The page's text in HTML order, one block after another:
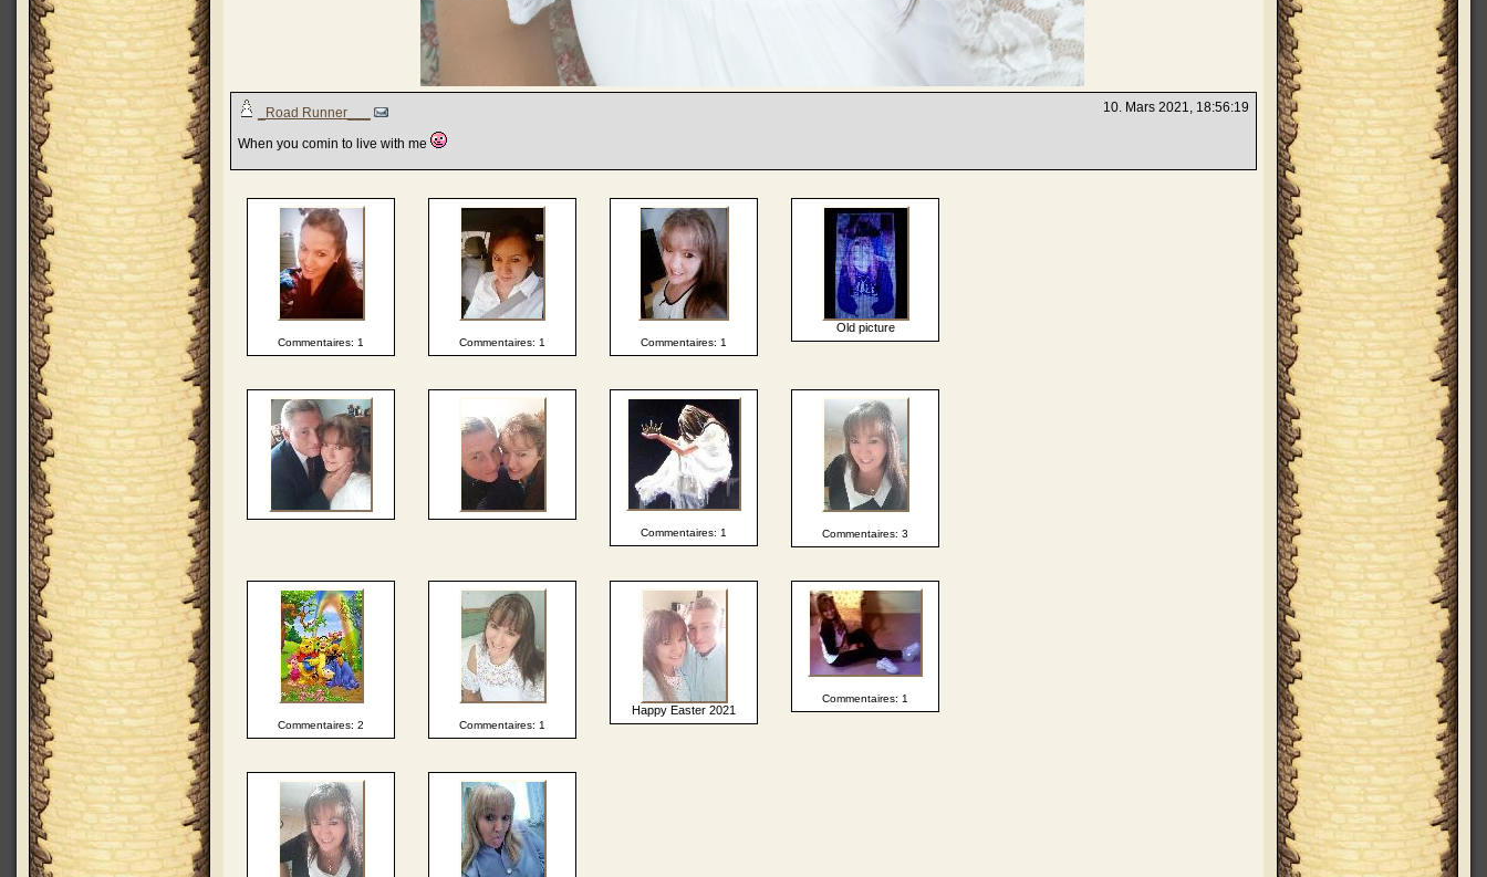
10. Mars 2021, 18:56:19
_Road Runner___
When you comin to live with me
Commentaires: 1 Commentaires: 1 Commentaires: 1
Old picture
Commentaires: 1 Commentaires: 3
Commentaires: 2 Commentaires: 1
Happy Easter 2021
Commentaires: 1